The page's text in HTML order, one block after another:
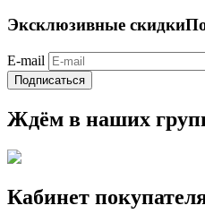
Эксклюзивные скидки
E-mail
Подписаться
Ждём в наших
Кабинет